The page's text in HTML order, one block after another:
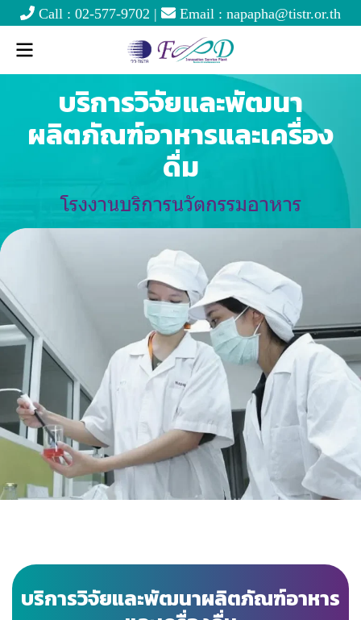
Call : 02-577-9702 | Email : napapha@tistr.or.th
บริการวิจัยและพัฒนา
ผลิตภัณฑ์อาหารและเครื่อง
ดื่ม
โรงงานบริการนวัตกรรมอาหาร
บริการวิจัยและพัฒนาผลิตภัณฑ์อาหาร